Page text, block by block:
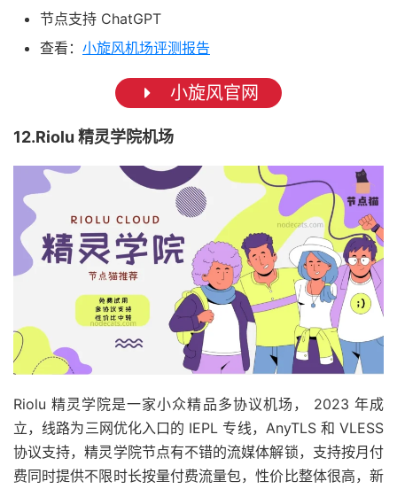
节点支持 ChatGPT
查看： 小旋风机场评测报告
小旋风官网
12.Riolu 精灵学院机场
Riolu 精灵学院是一家小众精品多协议机场， 2023 年成
立，线路为三网优化入口的 IEPL 专线，AnyTLS 和 VLESS
协议支持，精灵学院节点有不错的流媒体解锁，支持按月付
费同时提供不限时长按量付费流量包，性价比整体很高，新